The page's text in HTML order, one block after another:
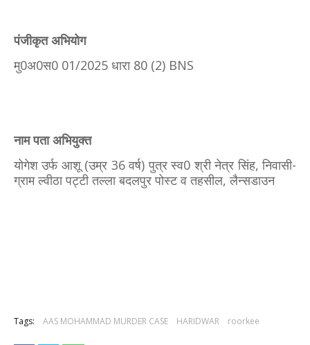
पंजीकृत अभियोग
मु0अ0स0 01/2025 धारा 80 (2) BNS
नाम पता अभियुक्त
योगेश उर्फ आशू (उम्र 36 वर्ष) पुत्र स्व0 श्री नेत्र सिंह, निवासी-
ग्राम ल्वीठा पट्टी तल्ला बदलपुर पोस्ट व तहसील, लैन्सडाउन
Tags: AAS MOHAMMAD MURDER CASE HARIDWAR roorkee